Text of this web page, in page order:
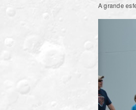
A grande